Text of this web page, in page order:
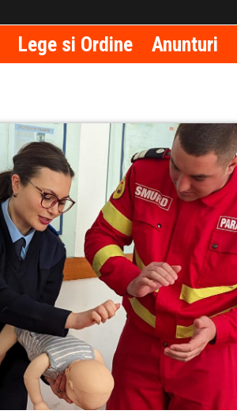
Lege si Ordine Anunturi